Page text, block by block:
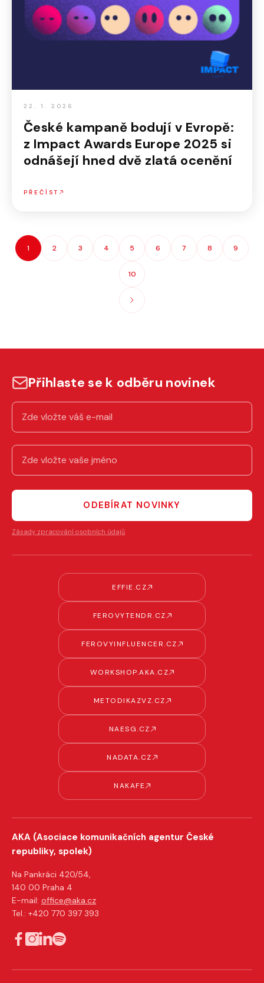
22. 1. 2026
České kampaně bodují v Evropě:
z Impact Awards Europe 2025 si
odnášejí hned dvě zlatá ocenění
PŘEČÍST
1 2 3 4 5 6 7 8 9
10
Přihlaste se k odběru novinek
ODEBÍRAT NOVINKY
Zásady zpracování osobních údajů
EFFIE.CZ
FEROVYTENDR.CZ
FEROVYINFLUENCER.CZ
WORKSHOP.AKA.CZ
METODIKAZVZ.CZ
NAESG.CZ
NADATA.CZ
NAKAFE
AKA (Asociace komunikačních agentur České
republiky, spolek)
Na Pankráci 420/54,
140 00 Praha 4
E-mail: office@aka.cz
Tel.: +420 770 397 393